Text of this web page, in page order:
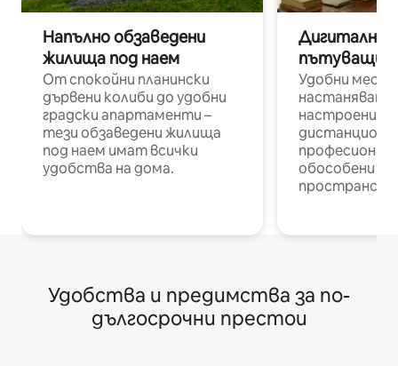
Напълно обзаведени
жилища под наем
От спокойни планински
дървени колиби до удобни
градски апартаменти –
тези обзаведени жилища
под наем имат всички
удобства на дома.
Дигитални
пътуващи
Удобни
настаняване
настроени и
обособени
Удобства и предимства за по-
дългосрочни престои